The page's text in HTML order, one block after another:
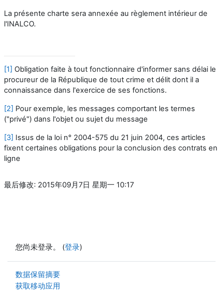
La présente charte sera annexée au règlement intérieur de
l'INALCO.
[1] Obligation faite à tout fonctionnaire d'informer sans délai le
procureur de la République de tout crime et délit dont il a
connaissance dans l'exercice de ses fonctions.
[2] Pour exemple, les messages comportant les termes
("privé") dans l'objet ou sujet du message
[3] Issus de la loi n° 2004-575 du 21 juin 2004, ces articles
fixent certaines obligations pour la conclusion des contrats en
ligne
最后修改: 2015年09月7日 星期一 10:17
您尚未登录。 (登录)
‎数据保留摘要‎
获取移动应用